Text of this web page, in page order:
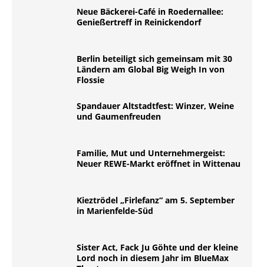
Neue Bäckerei-Café in Roedernallee:
Genießertreff in Reinickendorf
Berlin beteiligt sich gemeinsam mit 30
Ländern am Global Big Weigh In von
Flossie
Spandauer Altstadtfest: Winzer, Weine
und Gaumenfreuden
Familie, Mut und Unternehmergeist:
Neuer REWE-Markt eröffnet in Wittenau
Kieztrödel „Firlefanz“ am 5. September
in Marienfelde-Süd
Sister Act, Fack Ju Göhte und der kleine
Lord noch in diesem Jahr im BlueMax